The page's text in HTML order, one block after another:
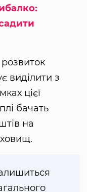
виділити з
цієї
бачать
на